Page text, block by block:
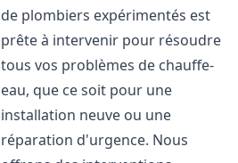
de plombiers expérimentés est
prête à intervenir pour résoudre
tous vos problèmes de chauffe-
eau, que ce soit pour une
installation neuve ou une
réparation d'urgence. Nous